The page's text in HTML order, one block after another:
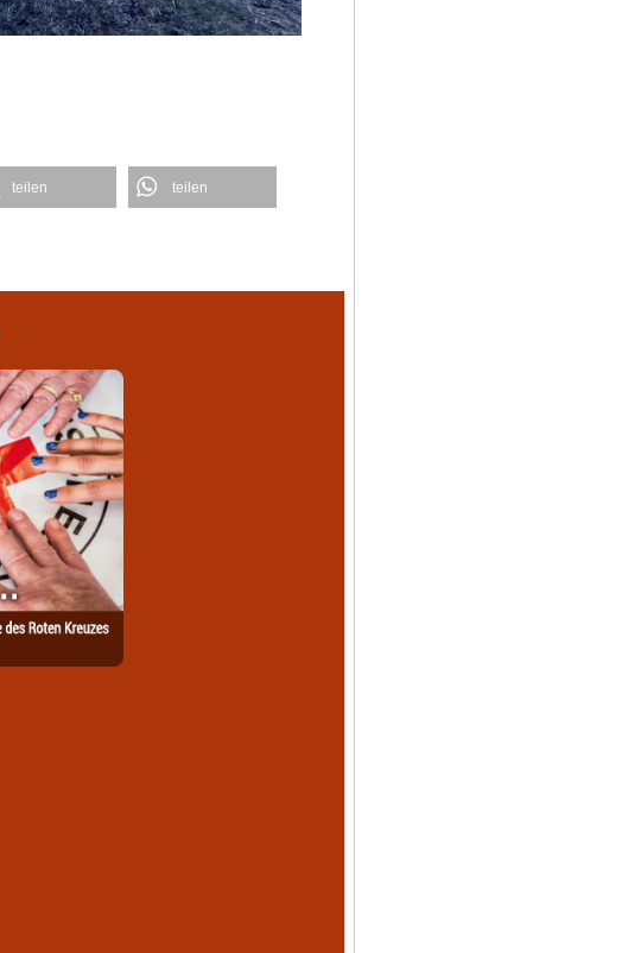
teilen teilen